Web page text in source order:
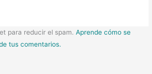
para reducir el spam.Aprende cómo se
tus comentarios.